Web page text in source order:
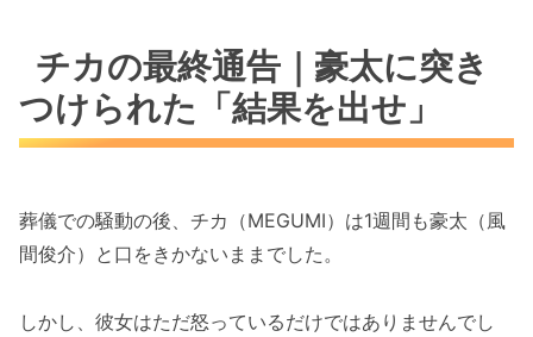
チカの最終通告｜豪太に突き
つけられた「結果を出せ」
葬儀での騒動の後、チカ（MEGUMI）は1週間も豪太（風
間俊介）と口をきかないままでした。
しかし、彼女はただ怒っているだけではありませんでし